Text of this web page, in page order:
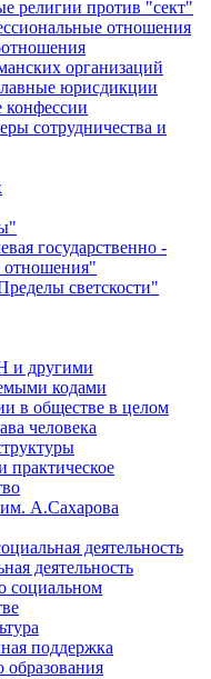
религии против "сект"
отношения
организаций
юрисдикции
сотрудничества и
государственно -
отношения"
светскости"
и другими
кодами
в обществе в целом
человека
практическое
А.Сахарова
деятельность
деятельность
социальном
поддержка
образования